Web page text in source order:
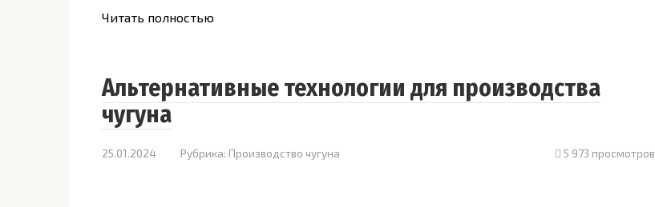
Читать полностью
Альтернативные технологии для производства
чугуна
25.01.2024 Рубрика: Производство чугуна 5 973 просмотров